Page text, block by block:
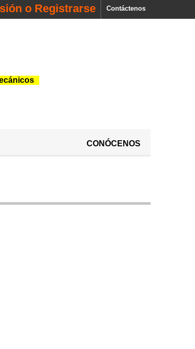
Contáctenos
o Registrarse
CONÓCENOS